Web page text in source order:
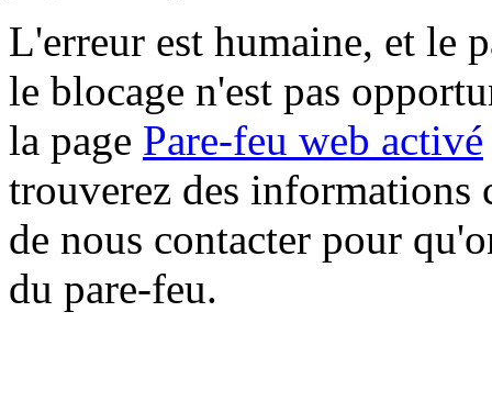
L'erreur est humaine, et le
le blocage n'est pas
la page Pare-feu web activé
trouverez des informations
de nous contacter pour
du pare-feu.